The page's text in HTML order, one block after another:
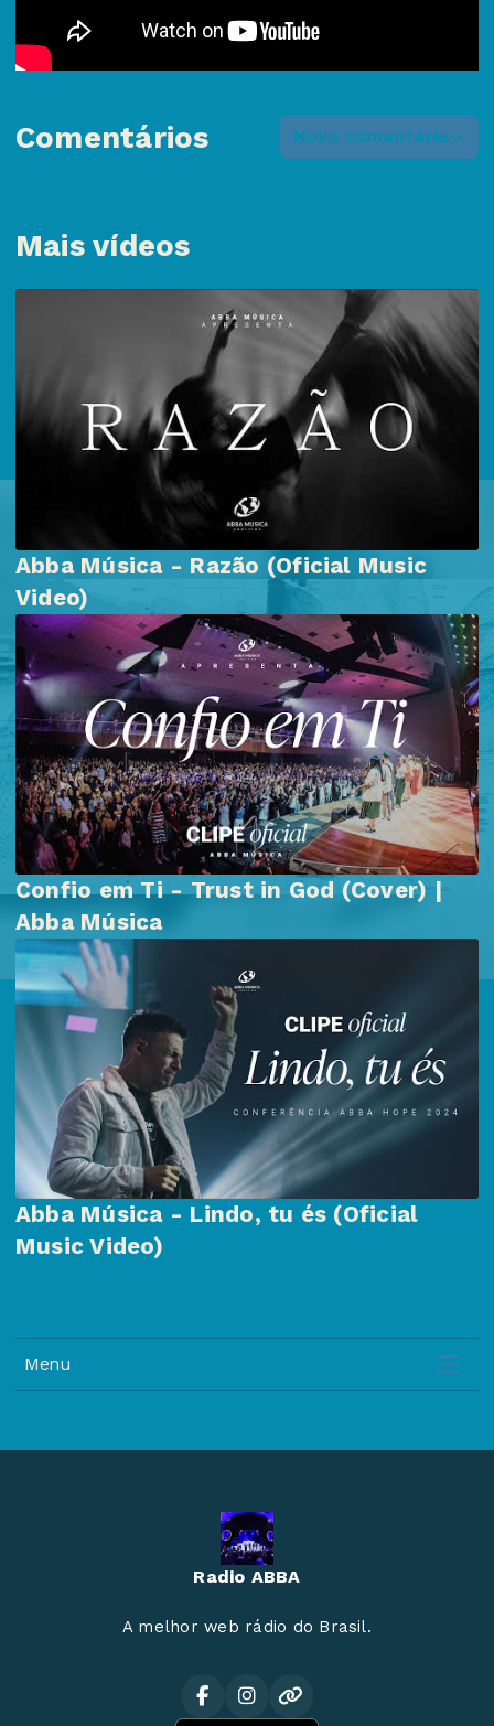
Mais vídeos
Abba Música - Razão (Oficial Music
Video)
Confio em Ti - Trust in God (Cover) |
Abba Música
Abba Música - Lindo, tu és (Oficial
Music Video)
Comentários Novo comentário
Menu
Radio ABBA
A melhor web rádio do Brasil.